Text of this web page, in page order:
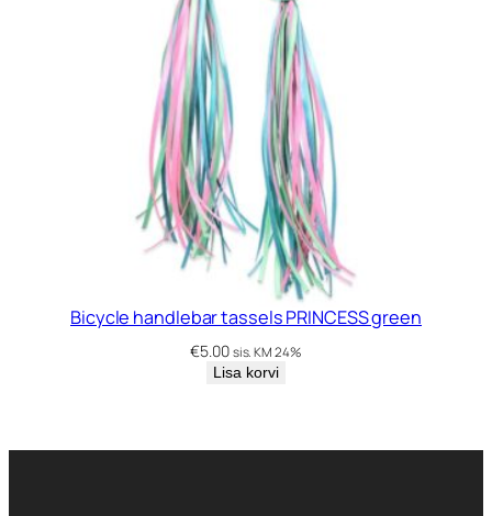
Bicycle handlebar tassels PRINCESS green
€5.00 sis. KM 24%
Lisa korvi